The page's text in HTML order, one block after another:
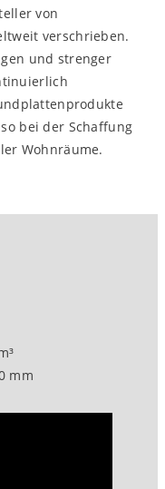
von
verschrieben.
und strenger
bei der Schaffung
Wohnräume.
mm